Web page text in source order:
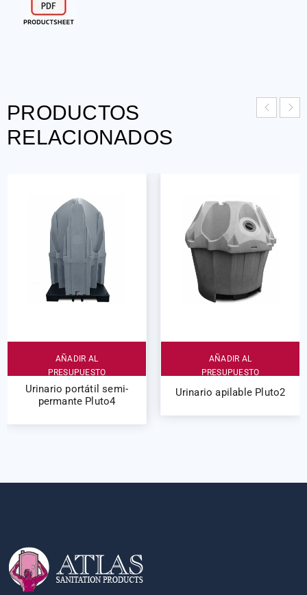
PRODUCTOS
RELACIONADOS
AÑADIR AL
PRESUPUESTO
Urinario portátil semi-
permante Pluto4
AÑADIR AL
PRESUPUESTO
Urinario apilable Pluto2